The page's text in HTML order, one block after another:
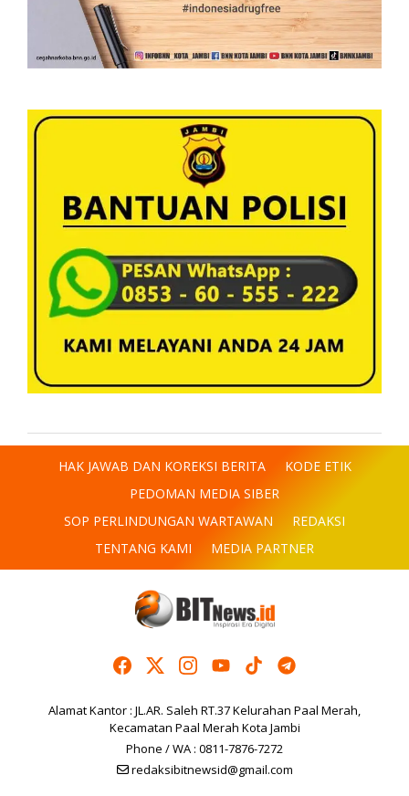
HAK JAWAB DAN KOREKSI BERITA
KODE ETIK
PEDOMAN MEDIA SIBER
SOP PERLINDUNGAN WARTAWAN
REDAKSI
TENTANG KAMI
MEDIA PARTNER
Alamat Kantor : JL.AR. Saleh RT.37 Kelurahan Paal Merah,
Kecamatan Paal Merah Kota Jambi
Phone / WA : 0811-7876-7272
redaksibitnewsid@gmail.com